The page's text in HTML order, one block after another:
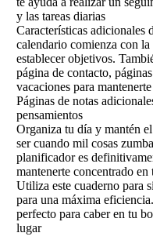
y las tareas diarias
Características adicionales
calendario comienza con
establecer objetivos.
página de contacto,
vacaciones para
Páginas de notas
pensamientos
Organiza tu día y mantén
ser cuando mil cosas
planificador es
mantenerte concentrado en
Utiliza este cuaderno para
para una máxima
perfecto para caber en tu
lugar